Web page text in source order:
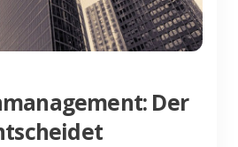
Der